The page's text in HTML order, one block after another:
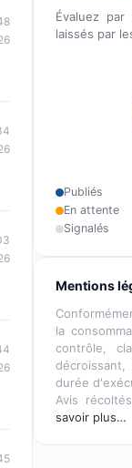
Évaluez
laissés par
Publiés
En attente
Signalés
Mentions
la
contrôle,
durée
Avis
savoir plus…